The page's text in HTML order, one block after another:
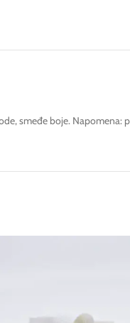
smeđe boje. Napomena: